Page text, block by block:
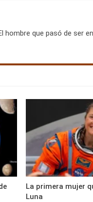
hombre que pasó de ser
La primera mujer
Luna